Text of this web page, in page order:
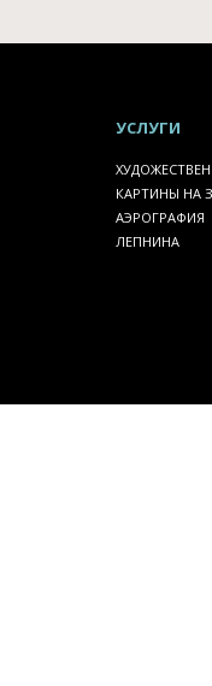
УСЛУГИ
КАРТИНЫ НА
АЭРОГРАФИЯ
ЛЕПНИНА